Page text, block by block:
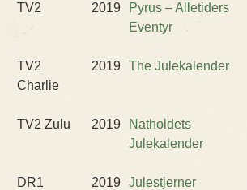
TV2 2019
Pyrus – Alletiders
Eventyr
TV2
Charlie
2019 The Julekalender
TV2 Zulu 2019
Natholdets
Julekalender
DR1 2019 Julestjerner